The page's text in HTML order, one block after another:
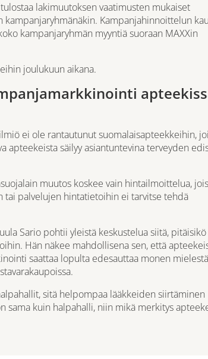
lakimuutoksen vaatimusten mukaiset
Kampanjahinnoittelun
kampanjaryhmän myyntiä suoraan MAXXin
joulukuun aikana.
ei ole rantautunut suomalaisapteekkeihin,
apteekeista säilyy asiantuntevina terveyden
muutos koskee vain hintailmoittelua,
palvelujen hintatietoihin ei tarvitse tehdä
Sario pohtii yleistä keskustelua siitä, pitäisikö
Hän näkee mahdollisena sen, että
saattaa lopulta edesauttaa monen
sitä helpompaa lääkkeiden siirtäminen
sama kuin halpahalli, niin mikä merkitys